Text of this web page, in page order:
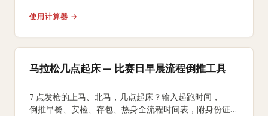
A4打印裁剪折叠即可佩戴比赛。
使用计算器 →
马拉松几点起床 — 比赛日早晨流程倒推工具
7 点发枪的上马、北马，几点起床？输入起跑时间，
倒推早餐、安检、存包、热身全流程时间表，附身份证、